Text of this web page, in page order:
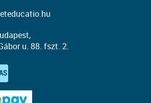
u. 88. fszt. 2.